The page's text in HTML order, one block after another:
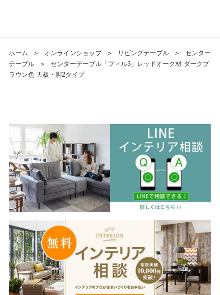
ホーム ＞ オンラインショップ ＞ リビングテーブル ＞
センター
テーブル
＞
センターテーブル「フィル3」レッドオーク材 ダークブ
ラウン色 天板・脚2タイプ